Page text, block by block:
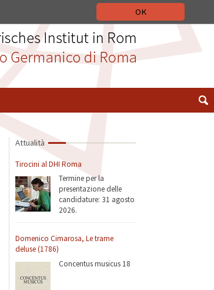
OK
Attualità
Tirocini al DHI Roma
Termine per la
presentazione delle
candidature: 31 agosto
2026.
Domenico Cimarosa, Le trame
deluse (1786)
Concentus musicus 18